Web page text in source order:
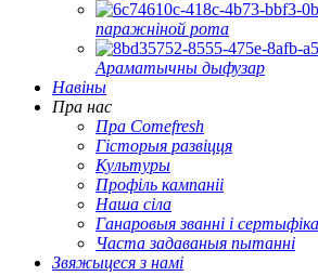
паражніной рота
Араматычны дыфузар
Навіны
Пра нас
Пра Comefresh
Гісторыя развіцця
Культуры
Профіль кампаніі
Наша сіла
Ганаровыя званні і
Часта задаваныя пытанні
Звяжыцеся з намі